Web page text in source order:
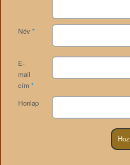
Név *
E-
mail
cím *
Honlap